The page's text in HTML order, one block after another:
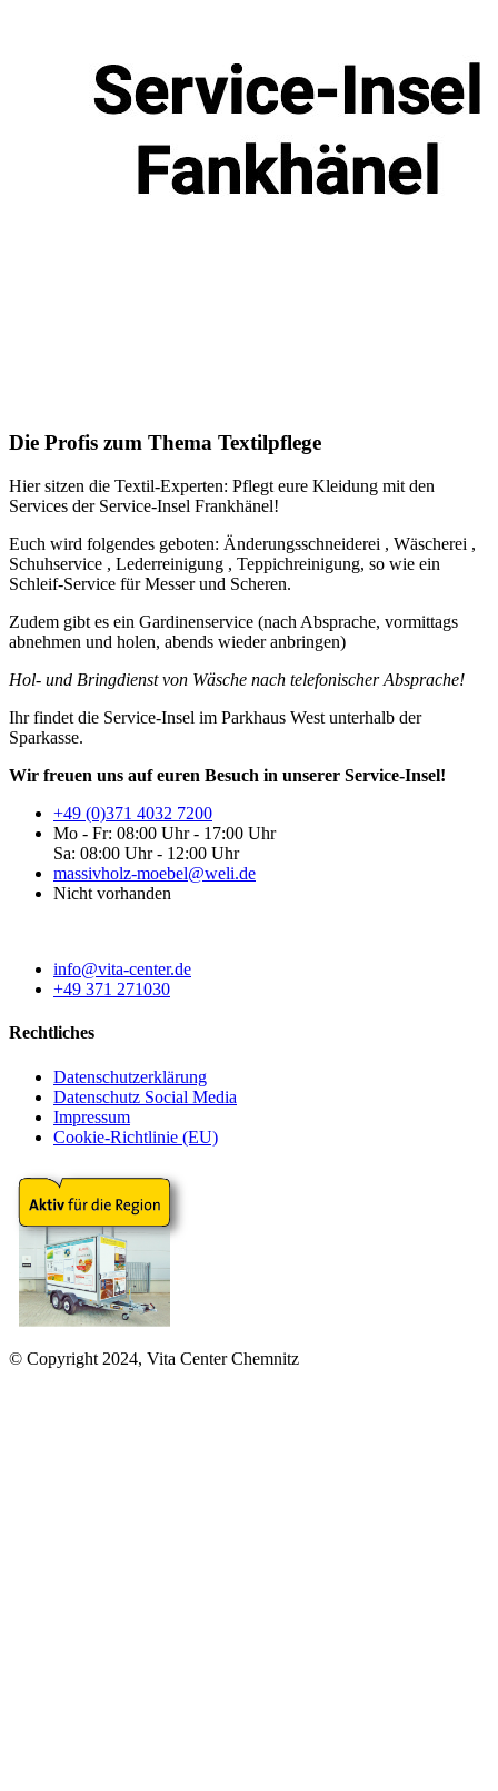
Die Profis zum Thema Textilpflege
Hier sitzen die Textil-Experten: Pflegt eure Kleidung mit den
Services der Service-Insel Frankhänel!
Euch wird folgendes geboten: Änderungsschneiderei , Wäscherei ,
Schuhservice , Lederreinigung , Teppichreinigung, so wie ein
Schleif-Service für Messer und Scheren.
Zudem gibt es ein Gardinenservice (nach Absprache, vormittags
abnehmen und holen, abends wieder anbringen)
Hol- und Bringdienst von Wäsche nach telefonischer Absprache!
Ihr findet die Service-Insel im Parkhaus West unterhalb der
Sparkasse.
Wir freuen uns auf euren Besuch in unserer Service-Insel!
+49 (0)371 4032 7200
Mo - Fr: 08:00 Uhr - 17:00 Uhr
Sa: 08:00 Uhr - 12:00 Uhr
massivholz-moebel@weli.de
Nicht vorhanden
info@vita-center.de
+49 371 271030
Rechtliches
Datenschutzerklärung
Datenschutz Social Media
Impressum
Cookie-Richtlinie (EU)
© Copyright 2024, Vita Center Chemnitz